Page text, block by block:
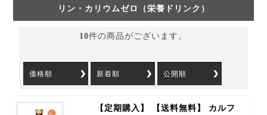
リン・カリウムゼロ（栄養ドリンク）
10件の商品がございます。
価格順 新着順 公開順
【定期購入】 【送料無料】 カルフ